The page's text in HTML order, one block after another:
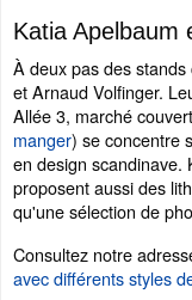
Katia Apelbaum
À deux pas des
et Arnaud Volfinger.
Allée 3, marché
manger) se concentre
en design scandinave.
proposent aussi des
qu'une sélection de
Consultez notre
avec différents styles